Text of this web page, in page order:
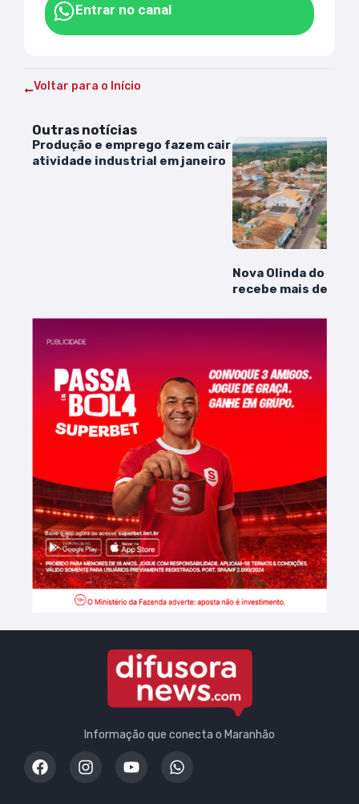
Entrar no canal
Voltar para o Início
Outras notícias
Produção e emprego fazem cair
atividade industrial em janeiro
Nova Olinda do
recebe mais de R$
emergenciais
Informação que conecta o Maranhão